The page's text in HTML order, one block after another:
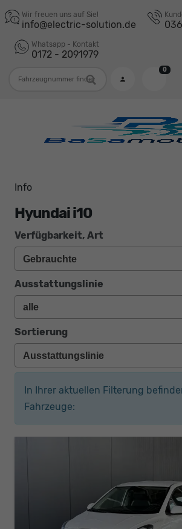
Wir freuen uns auf Sie!
info@electric-solution.de
Whatsapp - Kontakt
0172 - 2091979
0
Info
Hyundai i10
Verfügbarkeit, Art
Ausstattungslinie
Sortierung
In Ihrer aktuellen Filterung
Fahrzeuge: